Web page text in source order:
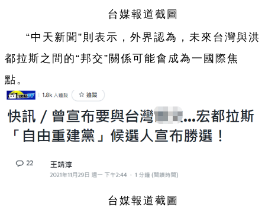
台 媒報道截圖
“中天新聞”則表示，外界認為，未來 台 灣與洪
都拉斯之間的“邦交”關 係可能會成為一 國際焦
點。
台 媒報道截圖